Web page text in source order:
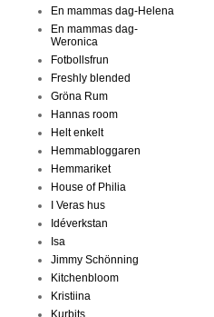
En mammas dag-Helena
En mammas dag-
Weronica
Fotbollsfrun
Freshly blended
Gröna Rum
Hannas room
Helt enkelt
Hemmabloggaren
Hemmariket
House of Philia
I Veras hus
Idéverkstan
Isa
Jimmy Schönning
Kitchenbloom
Kristiina
Kurbits